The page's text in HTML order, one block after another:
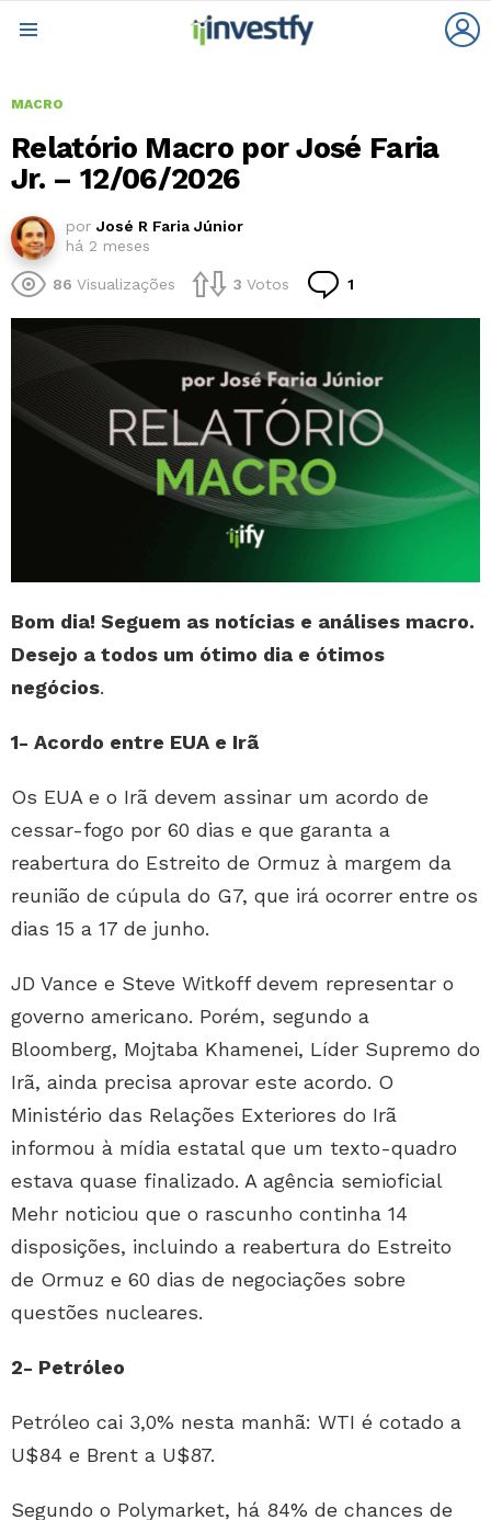
MACRO
Relatório Macro por José Faria
Jr. – 12/06/2026
por José R Faria Júnior
há 2 meses
86 Visualizações 3 Votos 1
Bom dia! Seguem as notícias e análises macro.
Desejo a todos um ótimo dia e ótimos
negócios.
1- Acordo entre EUA e Irã
Os EUA e o Irã devem assinar um acordo de
cessar-fogo por 60 dias e que garanta a
reabertura do Estreito de Ormuz à margem da
reunião de cúpula do G7, que irá ocorrer entre os
dias 15 a 17 de junho.
JD Vance e Steve Witkoff devem representar o
governo americano. Porém, segundo a
Bloomberg, Mojtaba Khamenei, Líder Supremo do
Irã, ainda precisa aprovar este acordo. O
Ministério das Relações Exteriores do Irã
informou à mídia estatal que um texto-quadro
estava quase finalizado. A agência semioficial
Mehr noticiou que o rascunho continha 14
disposições, incluindo a reabertura do Estreito
de Ormuz e 60 dias de negociações sobre
questões nucleares.
2- Petróleo
Petróleo cai 3,0% nesta manhã: WTI é cotado a
U$84 e Brent a U$87.
Segundo o Polymarket, há 84% de chances de